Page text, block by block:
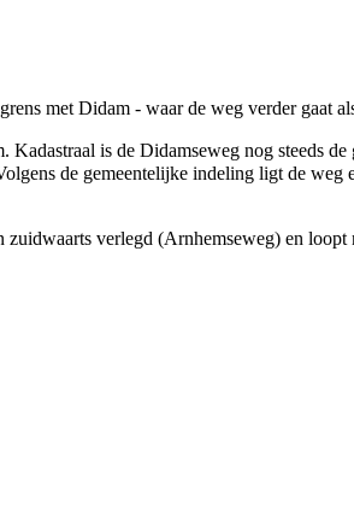
met Didam - waar de weg verder gaat
. Kadastraal is de Didamseweg nog steeds
de gemeentelijke indeling ligt de weg
zuidwaarts verlegd (Arnhemseweg) en loopt